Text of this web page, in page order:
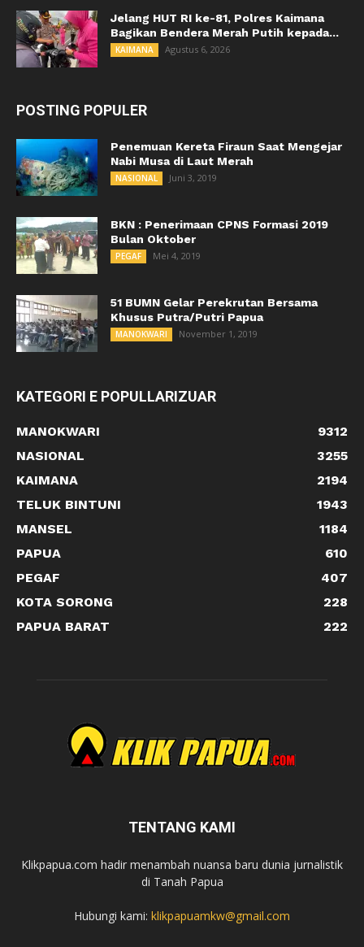
Jelang HUT RI ke-81, Polres Kaimana
Bagikan Bendera Merah Putih kepada...
KAIMANA Agustus 6, 2026
POSTING POPULER
Penemuan Kereta Firaun Saat Mengejar
Nabi Musa di Laut Merah
NASIONAL Juni 3, 2019
BKN : Penerimaan CPNS Formasi 2019
Bulan Oktober
PEGAF Mei 4, 2019
51 BUMN Gelar Perekrutan Bersama
Khusus Putra/Putri Papua
MANOKWARI November 1, 2019
KATEGORI E POPULLARIZUAR
MANOKWARI
9312
NASIONAL
3255
KAIMANA
2194
TELUK BINTUNI
1943
MANSEL
1184
PAPUA
610
PEGAF
407
KOTA SORONG
228
PAPUA BARAT
222
TENTANG KAMI
Klikpapua.com hadir menambah nuansa baru dunia jurnalistik
di Tanah Papua
Hubungi kami: klikpapuamkw@gmail.com